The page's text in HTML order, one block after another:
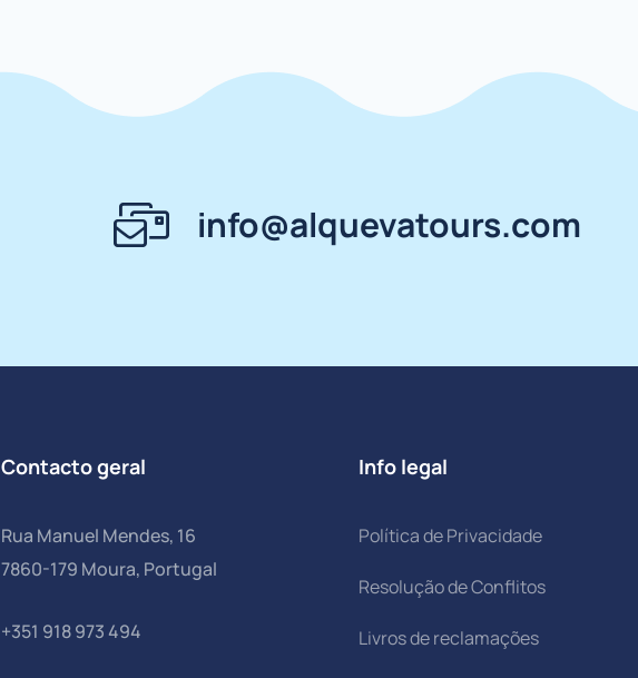
info@alquevatours.com
Contacto geral
Rua Manuel Mendes, 16
7860-179 Moura, Portugal
+351 918 973 494
Info legal
Política de Privacidade
Resolução de Conflitos
Livros de reclamações